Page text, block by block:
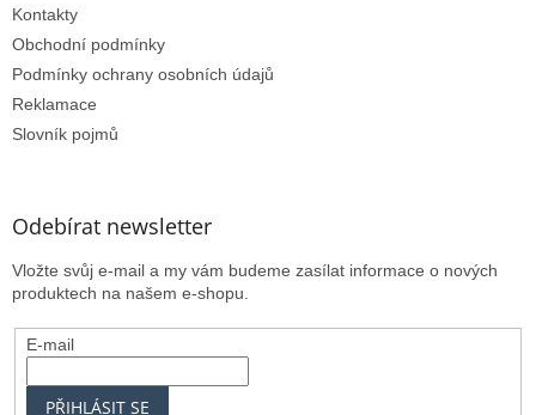
Kontakty
Obchodní podmínky
Podmínky ochrany osobních údajů
Reklamace
Slovník pojmů
Odebírat newsletter
Vložte svůj e-mail a my vám budeme zasílat informace o nových
produktech na našem e-shopu.
E-mail
PŘIHLÁSIT SE